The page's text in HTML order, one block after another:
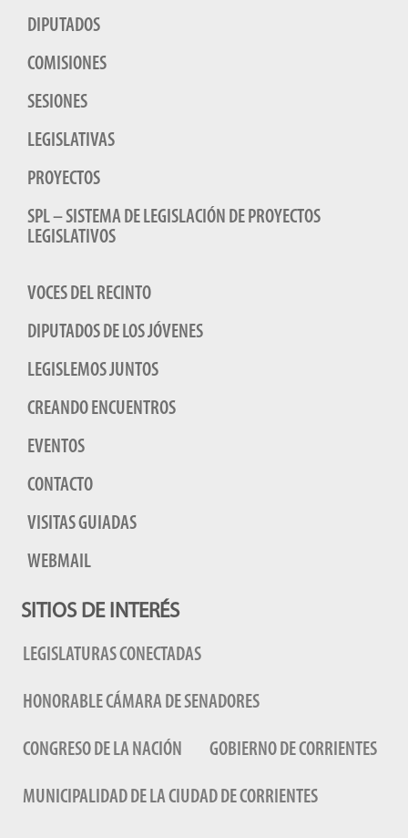
DIPUTADOS
COMISIONES
SESIONES
LEGISLATIVAS
PROYECTOS
SPL – SISTEMA DE LEGISLACIÓN DE PROYECTOS
LEGISLATIVOS
VOCES DEL RECINTO
DIPUTADOS DE LOS JÓVENES
LEGISLEMOS JUNTOS
CREANDO ENCUENTROS
EVENTOS
CONTACTO
VISITAS GUIADAS
WEBMAIL
SITIOS DE INTERÉS
LEGISLATURAS CONECTADAS
HONORABLE CÁMARA DE SENADORES
CONGRESO DE LA NACIÓN GOBIERNO DE CORRIENTES
MUNICIPALIDAD DE LA CIUDAD DE CORRIENTES